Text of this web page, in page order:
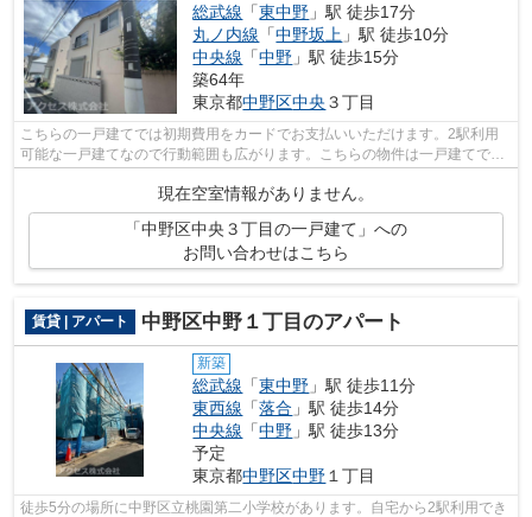
総武線 「東中野 」駅 徒歩17分
丸ノ内線 「中野坂上 」駅 徒歩10分
中央線 「中野 」駅 徒歩15分
築64年
東京都中野区中央 ３丁目
こちらの一戸建てでは初期費用をカードでお支払いいただけます。2駅利用
可能な一戸建てなので行動範囲も広がります。こちらの物件は一戸建てで
現在空室情報がありません。
「中野区中央３丁目の一戸建て」への
お問い合わせはこちら
賃貸 | アパート 中野区中野１丁目のアパート
新築
総武線 「東中野 」駅 徒歩11分
東西線 「落合 」駅 徒歩14分
中央線 「中野 」駅 徒歩13分
予定
東京都中野区中野 １丁目
徒歩5分の場所に中野区立桃園第二小学校があります。自宅から2駅利用でき